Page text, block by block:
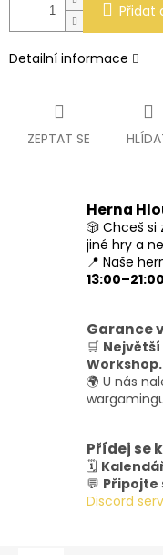
Přidat
Detailní informace
ZEPTAT SE
Herna
🎲 Chceš si
jiné hry a
📍 Naše
13:00–21:00
Garance
🛒
Workshop.
🌍 U nás
Přídej se
🗓️
💬 Připojte
Discord